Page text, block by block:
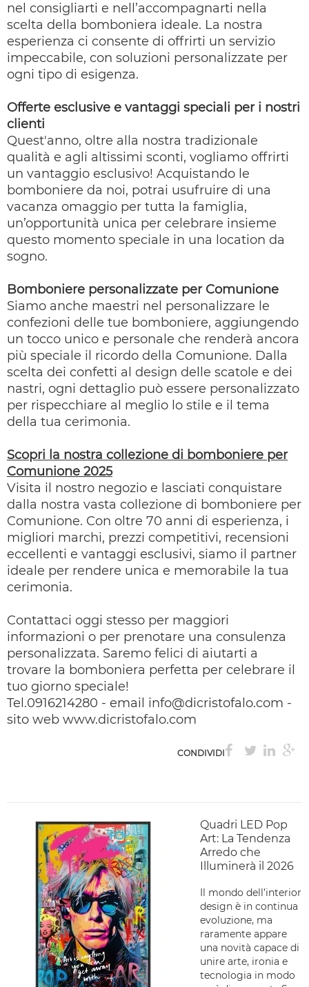
nel consigliarti e nell’accompagnarti nella
scelta della bomboniera ideale. La nostra
esperienza ci consente di offrirti un servizio
impeccabile, con soluzioni personalizzate per
ogni tipo di esigenza.
Offerte esclusive e vantaggi speciali per i nostri
clienti
Quest'anno, oltre alla nostra tradizionale
qualità e agli altissimi sconti, vogliamo offrirti
un vantaggio esclusivo! Acquistando le
bomboniere da noi, potrai usufruire di una
vacanza omaggio per tutta la famiglia,
un’opportunità unica per celebrare insieme
questo momento speciale in una location da
sogno.
Bomboniere personalizzate per Comunione
Siamo anche maestri nel personalizzare le
confezioni delle tue bomboniere, aggiungendo
un tocco unico e personale che renderà ancora
più speciale il ricordo della Comunione. Dalla
scelta dei confetti al design delle scatole e dei
nastri, ogni dettaglio può essere personalizzato
per rispecchiare al meglio lo stile e il tema
della tua cerimonia.
Scopri la nostra collezione di bomboniere per
Comunione 2025
Visita il nostro negozio e lasciati conquistare
dalla nostra vasta collezione di bomboniere per
Comunione. Con oltre 70 anni di esperienza, i
migliori marchi, prezzi competitivi, recensioni
eccellenti e vantaggi esclusivi, siamo il partner
ideale per rendere unica e memorabile la tua
cerimonia.
Contattaci oggi stesso per maggiori
informazioni o per prenotare una consulenza
personalizzata. Saremo felici di aiutarti a
trovare la bomboniera perfetta per celebrare il
tuo giorno speciale!
Tel.0916214280 - email info@dicristofalo.com -
sito web www.dicristofalo.com
CONDIVIDI
Quadri LED Pop
Art: La Tendenza
Arredo che
Illuminerà il 2026
Il mondo dell’interior
design è in continua
evoluzione, ma
raramente appare
una novità capace di
unire arte, ironia e
tecnologia in modo